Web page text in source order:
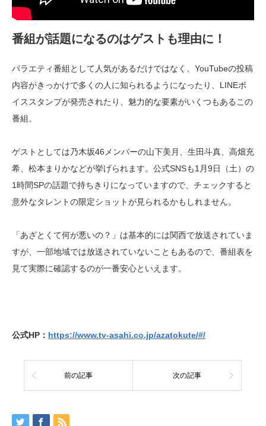
番組が話題になるのはゲストも理由に！
バラエティ番組として人気があるだけではなく、YouTubeの投稿
内容がきっかけで多くの人に知られるようになったり、LINEボ
イススタンプが発売されたり、魅力的な要素がいくつもあるこの
番組。
ゲストとしては乃木坂46メンバーの山下美月、生田斗真、高畑充
希、松本まりかなどが挙げられます。公式SNSも1月9日（土）の
1時間SPの話題で持ちきりになっていますので、チェックすると
意外なタレントの限定ショットが見られるかもしれません。
「あざとくて何が悪いの？」は基本的には関西で放送されていま
すが、一部地域では放送されていないこともあるので、番組表を
見て実際に確認するのが一番安心といえます。
公式HP： https://www.tv-asahi.co.jp/azatokute/#/
前の記事 次の記事